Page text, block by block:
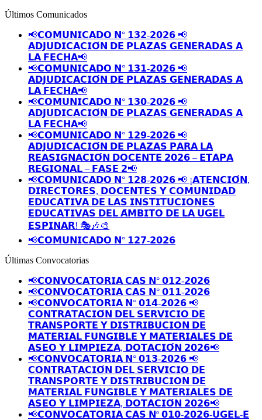
Últimos Comunicados
📢𝗖𝗢𝗠𝗨𝗡𝗜𝗖𝗔𝗗𝗢 𝗡° 𝟭𝟯𝟮-𝟮𝟬𝟮𝟲 📢
𝗔𝗗𝗝𝗨𝗗𝗜𝗖𝗔𝗖𝗜𝗢́𝗡 𝗗𝗘 𝗣𝗟𝗔𝗭𝗔𝗦 𝗚𝗘𝗡𝗘𝗥𝗔𝗗𝗔𝗦 𝗔
𝗟𝗔 𝗙𝗘𝗖𝗛𝗔📢
📢𝗖𝗢𝗠𝗨𝗡𝗜𝗖𝗔𝗗𝗢 𝗡° 𝟭𝟯𝟭-𝟮𝟬𝟮𝟲 📢
𝗔𝗗𝗝𝗨𝗗𝗜𝗖𝗔𝗖𝗜𝗢́𝗡 𝗗𝗘 𝗣𝗟𝗔𝗭𝗔𝗦 𝗚𝗘𝗡𝗘𝗥𝗔𝗗𝗔𝗦 𝗔
𝗟𝗔 𝗙𝗘𝗖𝗛𝗔📢
📢𝗖𝗢𝗠𝗨𝗡𝗜𝗖𝗔𝗗𝗢 𝗡° 𝟭𝟯𝟬-𝟮𝟬𝟮𝟲 📢
𝗔𝗗𝗝𝗨𝗗𝗜𝗖𝗔𝗖𝗜𝗢́𝗡 𝗗𝗘 𝗣𝗟𝗔𝗭𝗔𝗦 𝗚𝗘𝗡𝗘𝗥𝗔𝗗𝗔𝗦 𝗔
𝗟𝗔 𝗙𝗘𝗖𝗛𝗔📢
📢𝗖𝗢𝗠𝗨𝗡𝗜𝗖𝗔𝗗𝗢 𝗡° 𝟭𝟮𝟵-𝟮𝟬𝟮𝟲 📢
𝗔𝗗𝗝𝗨𝗗𝗜𝗖𝗔𝗖𝗜𝗢́𝗡 𝗗𝗘 𝗣𝗟𝗔𝗭𝗔𝗦 𝗣𝗔𝗥𝗔 𝗟𝗔
𝗥𝗘𝗔𝗦𝗜𝗚𝗡𝗔𝗖𝗜𝗢́𝗡 𝗗𝗢𝗖𝗘𝗡𝗧𝗘 𝟮𝟬𝟮𝟲 – 𝗘𝗧𝗔𝗣𝗔
𝗥𝗘𝗚𝗜𝗢𝗡𝗔𝗟 – 𝗙𝗔𝗦𝗘 𝟮📢
📢𝗖𝗢𝗠𝗨𝗡𝗜𝗖𝗔𝗗𝗢 𝗡° 𝟭𝟮𝟴-𝟮𝟬𝟮𝟲 📢 ¡𝗔𝗧𝗘𝗡𝗖𝗜𝗢́𝗡,
𝗗𝗜𝗥𝗘𝗖𝗧𝗢𝗥𝗘𝗦, 𝗗𝗢𝗖𝗘𝗡𝗧𝗘𝗦 𝗬 𝗖𝗢𝗠𝗨𝗡𝗜𝗗𝗔𝗗
𝗘𝗗𝗨𝗖𝗔𝗧𝗜𝗩𝗔 𝗗𝗘 𝗟𝗔𝗦 𝗜𝗡𝗦𝗧𝗜𝗧𝗨𝗖𝗜𝗢𝗡𝗘𝗦
𝗘𝗗𝗨𝗖𝗔𝗧𝗜𝗩𝗔𝗦 𝗗𝗘𝗟 𝗔́𝗠𝗕𝗜𝗧𝗢 𝗗𝗘 𝗟𝗔 𝗨𝗚𝗘𝗟
𝗘𝗦𝗣𝗜𝗡𝗔𝗥! 🎭🎶🎨
📢𝗖𝗢𝗠𝗨𝗡𝗜𝗖𝗔𝗗𝗢 𝗡° 𝟭𝟮𝟳-𝟮𝟬𝟮𝟲
Últimas Convocatorias
📢𝗖𝗢𝗡𝗩𝗢𝗖𝗔𝗧𝗢𝗥𝗜𝗔 𝗖𝗔𝗦 𝗡° 𝟬𝟭𝟮-𝟮𝟬𝟮𝟲
📢𝗖𝗢𝗡𝗩𝗢𝗖𝗔𝗧𝗢𝗥𝗜𝗔 𝗖𝗔𝗦 𝗡° 𝟬𝟭𝟭-𝟮𝟬𝟮𝟲
📢𝗖𝗢𝗡𝗩𝗢𝗖𝗔𝗧𝗢𝗥𝗜𝗔 𝗡° 𝟬𝟭𝟰-𝟮𝟬𝟮𝟲 📢
𝗖𝗢𝗡𝗧𝗥𝗔𝗧𝗔𝗖𝗜𝗢́𝗡 𝗗𝗘𝗟 𝗦𝗘𝗥𝗩𝗜𝗖𝗜𝗢 𝗗𝗘
𝗧𝗥𝗔𝗡𝗦𝗣𝗢𝗥𝗧𝗘 𝗬 𝗗𝗜𝗦𝗧𝗥𝗜𝗕𝗨𝗖𝗜𝗢𝗡 𝗗𝗘
𝗠𝗔𝗧𝗘𝗥𝗜𝗔𝗟 𝗙𝗨𝗡𝗚𝗜𝗕𝗟𝗘 𝗬 𝗠𝗔𝗧𝗘𝗥𝗜𝗔𝗟𝗘𝗦 𝗗𝗘
𝗔𝗦𝗘𝗢 𝗬 𝗟𝗜𝗠𝗣𝗜𝗘𝗭𝗔, 𝗗𝗢𝗧𝗔𝗖𝗜𝗢́𝗡 𝟮𝟬𝟮𝟲📢
📢𝗖𝗢𝗡𝗩𝗢𝗖𝗔𝗧𝗢𝗥𝗜𝗔 𝗡° 𝟬𝟭𝟯-𝟮𝟬𝟮𝟲 📢
𝗖𝗢𝗡𝗧𝗥𝗔𝗧𝗔𝗖𝗜𝗢́𝗡 𝗗𝗘𝗟 𝗦𝗘𝗥𝗩𝗜𝗖𝗜𝗢 𝗗𝗘
𝗧𝗥𝗔𝗡𝗦𝗣𝗢𝗥𝗧𝗘 𝗬 𝗗𝗜𝗦𝗧𝗥𝗜𝗕𝗨𝗖𝗜𝗢𝗡 𝗗𝗘
𝗠𝗔𝗧𝗘𝗥𝗜𝗔𝗟 𝗙𝗨𝗡𝗚𝗜𝗕𝗟𝗘 𝗬 𝗠𝗔𝗧𝗘𝗥𝗜𝗔𝗟𝗘𝗦 𝗗𝗘
𝗔𝗦𝗘𝗢 𝗬 𝗟𝗜𝗠𝗣𝗜𝗘𝗭𝗔, 𝗗𝗢𝗧𝗔𝗖𝗜𝗢́𝗡 𝟮𝟬𝟮𝟲📢
📢𝗖𝗢𝗡𝗩𝗢𝗖𝗔𝗧𝗢𝗥𝗜𝗔 𝗖𝗔𝗦 𝗡º 𝟬𝟭𝟬-𝟮𝟬𝟮𝟲-𝗨𝗚𝗘𝗟-𝗘